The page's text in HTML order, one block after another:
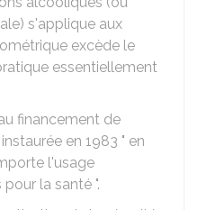
s'applique aux
excède le
essentiellement
financement de
en 1983 " en
l'usage
la santé ".